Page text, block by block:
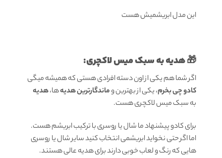
این مدل ابریشمیش هست
🎁 هدیه به سبک میس لاکچری:
اگر شما هم یکی از اون دسته افرادی هستی که همیشه میگی
کادو چی بخرم، یکی از بهترین وماندگارترین هدیهها،هدیه
به سبک میس لاکچری هست.
برای کادو پیشنهاد ما شال یا روسری با ترکیب ابریشم هست.
اما اگر حتی نخواید ابریشمی انتخاب کنید سایر شال یا روسری
هایی که رنگ و لعاب خوبی دارند برای هدیه عالی هستند.